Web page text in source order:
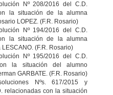
Nº 208/2016 del C.D.
la situación de la alumna
LOPEZ. (F.R. Rosario)
Nº 194/2016 del C.D.
la situación de la alumna
(F.R. Rosario)
Nº 195/2016 del C.D.
la situación del alumno
GARBATE. (F.R. Rosario)
Nºs. 617/2015 y
relacionadas con la situación